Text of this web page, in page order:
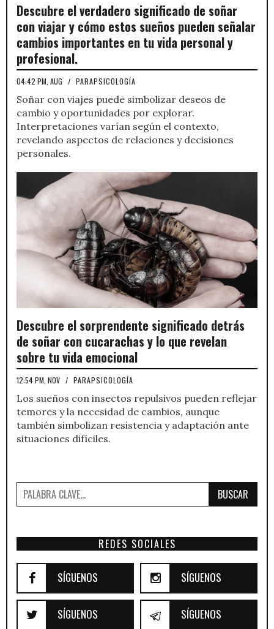
Descubre el verdadero significado de soñar
con viajar y cómo estos sueños pueden señalar
cambios importantes en tu vida personal y
profesional.
04:42 PM, AUG / PARAPSICOLOGÍA
Soñar con viajes puede simbolizar deseos de
cambio y oportunidades por explorar.
Interpretaciones varían según el contexto,
revelando aspectos de relaciones y decisiones
personales.
Descubre el sorprendente significado detrás
de soñar con cucarachas y lo que revelan
sobre tu vida emocional
12:54 PM, NOV / PARAPSICOLOGÍA
Los sueños con insectos repulsivos pueden reflejar
temores y la necesidad de cambios, aunque
también simbolizan resistencia y adaptación ante
situaciones difíciles.
BUSCAR
REDES SOCIALES
SÍGUENOS SÍGUENOS
SÍGUENOS SÍGUENOS